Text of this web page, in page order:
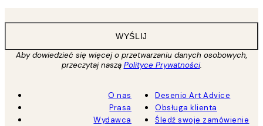
WYŚLIJ
Aby dowiedzieć się więcej o przetwarzaniu danych osobowych,
przeczytaj naszą Polityce Prywatności.
O nas
Prasa
Wydawca
Desenio Art Advice
Obsługa klienta
Śledź swoje zamówienie